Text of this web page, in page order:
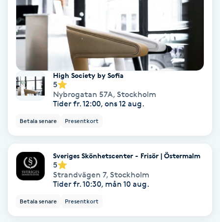
Sugaring
Svensk massage
Svettbehandling
Tuina-massage
Taktil massage
Tandblekning
Tatuering
High Society by Sofia
5
Nybrogatan 57A, Stockholm
Tider fr. 12:00, ons 12 aug.
Betala senare Presentkort
Sveriges Skönhetscenter - Frisör | Östermalm
5
Strandvägen 7, Stockholm
Tider fr. 10:30, mån 10 aug.
Betala senare Presentkort